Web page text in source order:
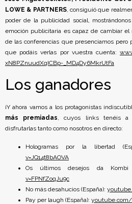
LOWE & PARTNERS, consiguió que
poder de la publicidad social,
emoción publicitaria es capaz de cambiar
de las conferencias que presenciamos pero
que podáis verlas por vuestra cuenta:
xN8PZnuudXqICBp-_MD4Dy6MkrUtFa
Los ganadores
¡Y ahora vamos a los protagonistas
más premiadas, cuyos links tenéis a
disfrutarlas tanto como nosotros en directo:
Hologramas por la libertad
v=JQ14t8bAOVA
Os últimos desejos da Kombi
v=FPNfZoqJu9c
No más desahucios (España):
Pay per laugh (España): youtube.com/